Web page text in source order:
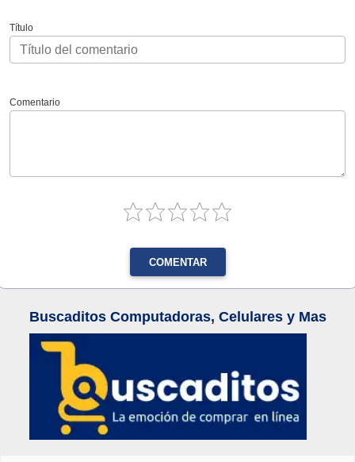
Título
Comentario
COMENTAR
Buscaditos Computadoras, Celulares y Mas